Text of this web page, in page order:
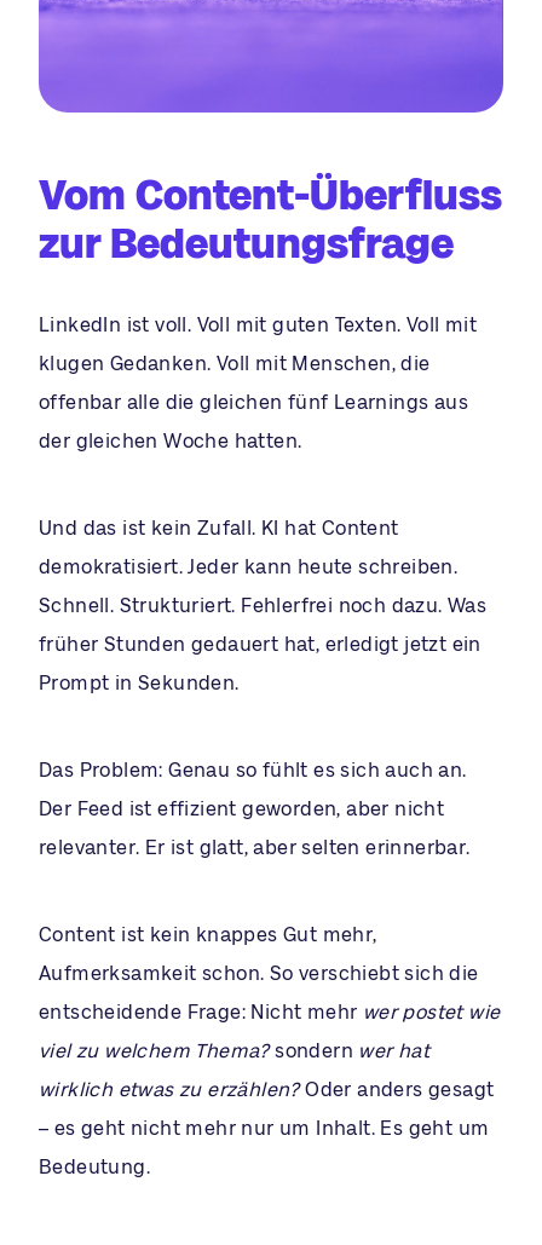
Vom Content-Überfluss
zur Bedeutungsfrage
LinkedIn ist voll. Voll mit guten Texten. Voll mit
klugen Gedanken. Voll mit Menschen, die
offenbar alle die gleichen fünf Learnings aus
der gleichen Woche hatten.
Und das ist kein Zufall. KI hat Content
demokratisiert. Jeder kann heute schreiben.
Schnell. Strukturiert. Fehlerfrei noch dazu. Was
früher Stunden gedauert hat, erledigt jetzt ein
Prompt in Sekunden.
Das Problem: Genau so fühlt es sich auch an.
Der Feed ist effizient geworden, aber nicht
relevanter. Er ist glatt, aber selten erinnerbar.
Content ist kein knappes Gut mehr,
Aufmerksamkeit schon. So verschiebt sich die
entscheidende Frage: Nicht mehr wer postet wie
viel zu welchem Thema?sondern wer hat
wirklich etwas zu erzählen?Oder anders gesagt
– es geht nicht mehr nur um Inhalt. Es geht um
Bedeutung.